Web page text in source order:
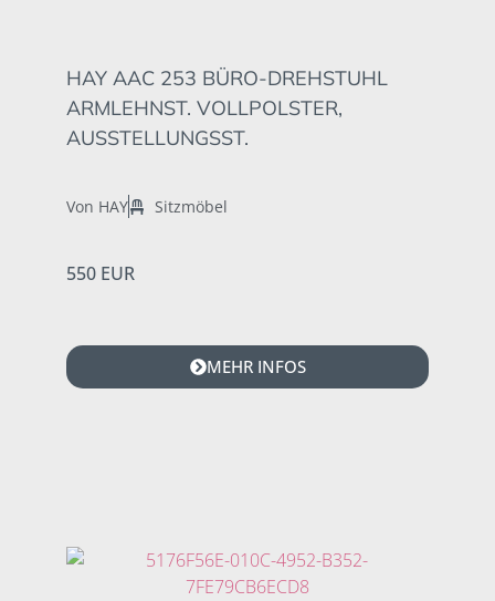
HAY AAC 253 BÜRO-DREHSTUHL
ARMLEHNST. VOLLPOLSTER,
AUSSTELLUNGSST.
Von HAY Sitzmöbel
550 EUR
MEHR INFOS